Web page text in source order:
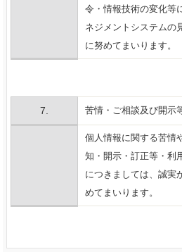
令・情報技術の変化等
ネジメントシステムの
に努めてまいります。
7. 苦情・ご相談及び開示
個人情報に関する苦情
知・開示・訂正等・利
につきましては、誠実
めてまいります。